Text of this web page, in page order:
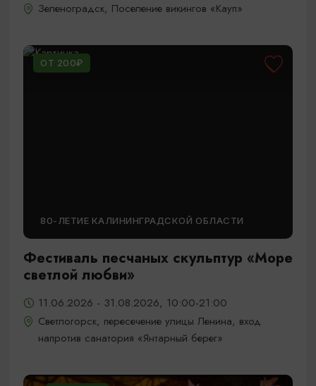
Зеленоградск, Поселение викингов «Кауп»
ОТ 200₽
80-ЛЕТИЕ КАЛИНИНГРАДСКОЙ ОБЛАСТИ
Фестиваль песчаных скульптур «Море
светлой любви»
11.06.2026 - 31.08.2026, 10:00-21:00
Светлогорск, пересечение улицы Ленина, вход
напротив санатория «Янтарный берег»